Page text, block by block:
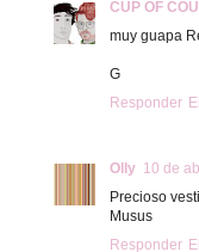
CUP OF
muy guapa
G
Responder
Olly 10 de
Precioso
Musus
Responder